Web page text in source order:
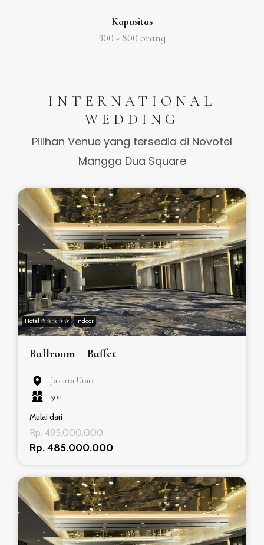
Kapasitas
300 - 800 orang
INTERNATIONAL
WEDDING
Pilihan Venue yang tersedia di Novotel
Mangga Dua Square
Hotel ✰ ✰ ✰ ✰ ✰ Indoor
Ballroom – Buffet
Jakarta Utara
500
Mulai dari
Rp. 495.000.000
Rp. 485.000.000